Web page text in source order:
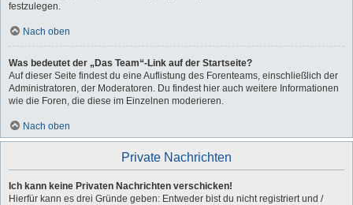
festzulegen.
Nach oben
Was bedeutet der „Das Team“-Link auf der Startseite?
Auf dieser Seite findest du eine Auflistung des Forenteams, einschließlich der
Administratoren, der Moderatoren. Du findest hier auch weitere Informationen
wie die Foren, die diese im Einzelnen moderieren.
Nach oben
Private Nachrichten
Ich kann keine Privaten Nachrichten verschicken!
Hierfür kann es drei Gründe geben: Entweder bist du nicht registriert und /